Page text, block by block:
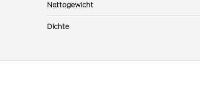
Nettogewicht
Dichte